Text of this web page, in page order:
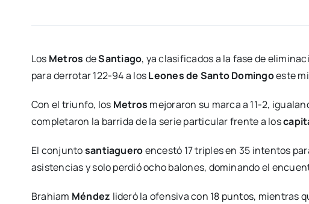
Los Metros deSantiago, ya clasificados a la fase de
para derrotar 122-94 a losLeones de Santo Domingoeste
Con el triunfo, los Metros mejoraron su marca a 11-2,
completaron la barrida de la serie particular frente a los
El conjuntosantiagueroencestó 17 triples en 35 intentos
asistencias y solo perdió ocho balones, dominando el
Brahiam Méndez lideró la ofensiva con 18 puntos, mientras